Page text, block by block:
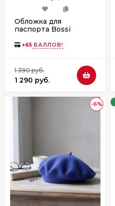
Обложка для
паспорта Bossi
чёрная
+65 БАЛЛОВ!
1 390 руб.
1 290 руб.
-6%